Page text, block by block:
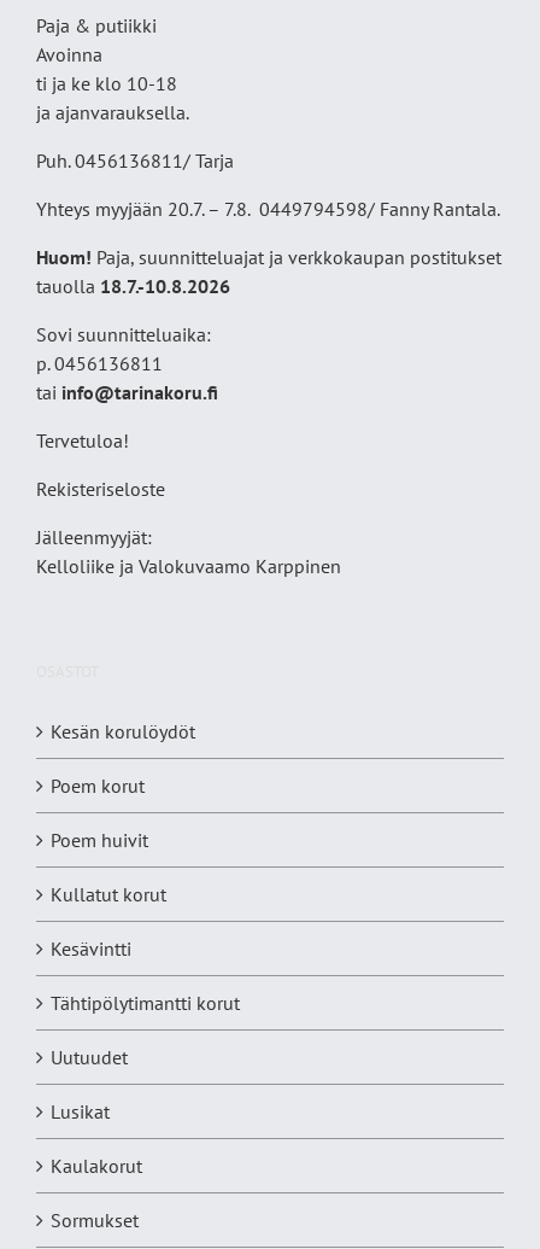
Paja & putiikki
Avoinna
ti ja ke klo 10-18
ja ajanvarauksella.
Puh. 0456136811/ Tarja
Yhteys myyjään 20.7. – 7.8. 0449794598/ Fanny Rantala.
Huom! Paja, suunnitteluajat ja verkkokaupan postitukset
tauolla 18.7.-10.8.2026
Sovi suunnitteluaika:
p. 0456136811
tai info@tarinakoru.fi
Tervetuloa!
Rekisteriseloste
Jälleenmyyjät:
Kelloliike ja Valokuvaamo Karppinen
Kesän korulöydöt
Poem korut
Poem huivit
Kullatut korut
Kesävintti
Tähtipölytimantti korut
Uutuudet
Lusikat
Kaulakorut
Sormukset